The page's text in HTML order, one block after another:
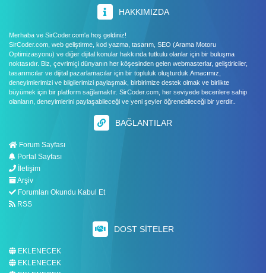
HAKKIMIZDA
Merhaba ve SirCoder.com'a hoş geldiniz!
SirCoder.com, web geliştirme, kod yazma, tasarım, SEO (Arama Motoru
Optimizasyonu) ve diğer dijital konular hakkında tutkulu olanlar için bir buluşma
noktasıdır. Biz, çevrimiçi dünyanın her köşesinden gelen webmasterlar, geliştiriciler,
tasarımcılar ve dijital pazarlamacılar için bir topluluk oluşturduk.Amacımız,
deneyimlerimizi ve bilgilerimizi paylaşmak, birbirimize destek olmak ve birlikte
büyümek için bir platform sağlamaktır. SirCoder.com, her seviyede becerilere sahip
olanların, deneyimlerini paylaşabileceği ve yeni şeyler öğrenebileceği bir yerdir..
BAĞLANTILAR
Forum Sayfası
Portal Sayfası
İletişim
Arşiv
Forumları Okundu Kabul Et
RSS
DOST SITELER
EKLENECEK
EKLENECEK